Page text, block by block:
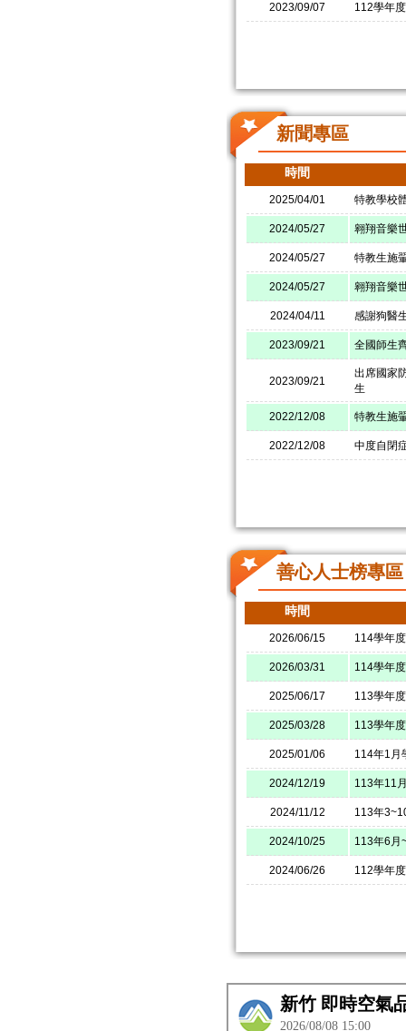
2023/09/07 112學年
新聞專區
時間
2025/04/01 特教學校
2024/05/27 翱翔音樂
2024/05/27 特教生施
2024/05/27 翱翔音樂
2024/04/11 感謝狗醫
2023/09/21 全國師生
2023/09/21
出席國家
生
2022/12/08 特教生施
2022/12/08 中度自閉
善心人士榜專區
時間
2026/06/15 114學年
2026/03/31 114學年
2025/06/17 113學年
2025/03/28 113學年
2025/01/06 114年1月
2024/12/19 113年11
2024/11/12 113年
2024/10/25 113年6月
2024/06/26 112學年